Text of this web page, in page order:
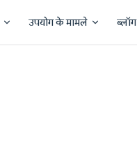
उपयोग के मामले ब्लॉग